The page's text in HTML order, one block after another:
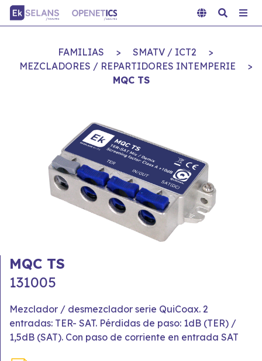
FAMILIAS > SMATV / ICT2
>
MEZCLADORES / REPARTIDORES INTEMPERIE
>
MQC TS
MQC TS
131005
Mezclador / desmezclador serie QuiCoax. 2
entradas: TER- SAT. Pérdidas de paso: 1dB (TER) /
1,5dB (SAT). Con paso de corriente en entrada SAT